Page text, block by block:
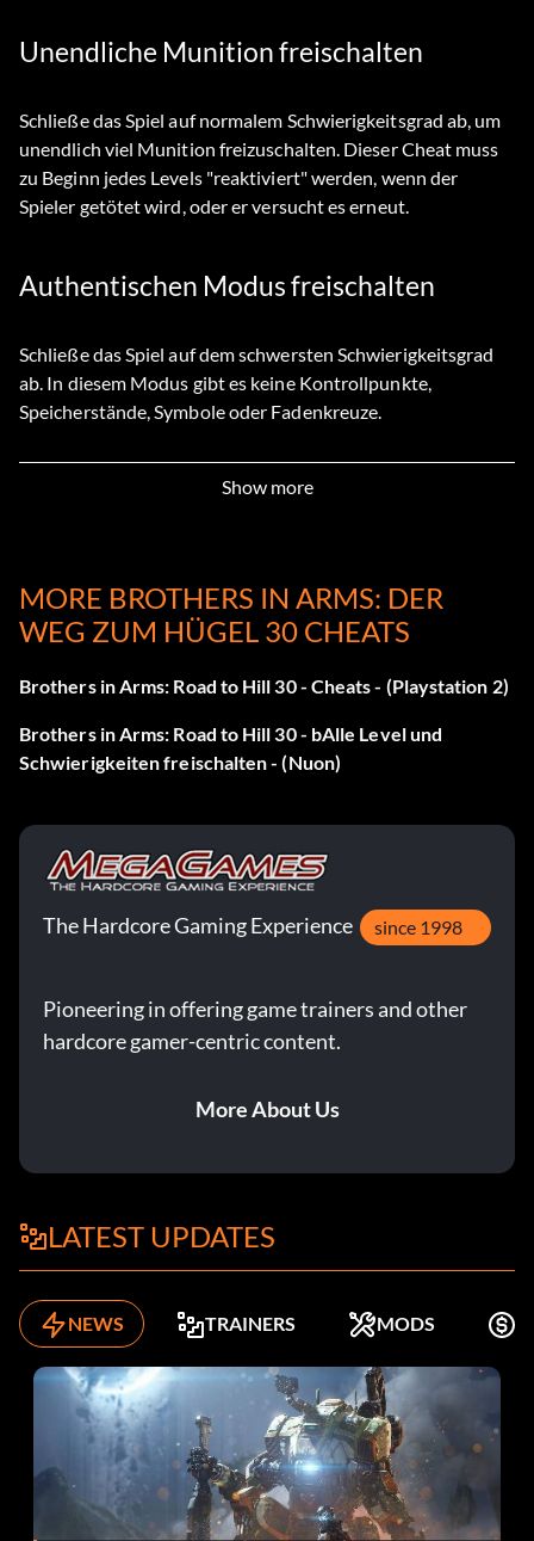
Unendliche Munition freischalten
Schließe das Spiel auf normalem Schwierigkeitsgrad ab, um
unendlich viel Munition freizuschalten. Dieser Cheat muss
zu Beginn jedes Levels "reaktiviert" werden, wenn der
Spieler getötet wird, oder er versucht es erneut.
Authentischen Modus freischalten
Schließe das Spiel auf dem schwersten Schwierigkeitsgrad
ab. In diesem Modus gibt es keine Kontrollpunkte,
Speicherstände, Symbole oder Fadenkreuze.
Super Squad freischalten
den Super Squad Cheat freizuschalten.
Schlagen Sie das Spiel einfach einmal auf Leicht durch.
Gehen Sie dann zur Kapitelauswahl und spielen Sie das
diesen Cheat zu erhalten.
Show more
MORE BROTHERS IN ARMS: DER
WEG ZUM HÜGEL 30 CHEATS
Brothers in Arms: Road to Hill 30 - Cheats - (Playstation 2)
Brothers in Arms: Road to Hill 30 - bAlle Level und
Schwierigkeiten freischalten - (Nuon)
The Hardcore Gaming Experience since 1998
Pioneering in offering game trainers and other
hardcore gamer-centric content.
More About Us
LATEST UPDATES
NEWS TRAINERS MODS